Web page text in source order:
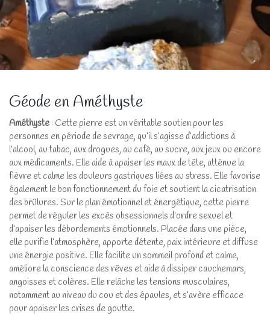
Géode en Améthyste
Améthyste : Cette pierre est un véritable soutien pour les
personnes en période de sevrage, qu’il s’agisse d’addictions à
l’alcool, au tabac, aux drogues, au café, au sucre, aux jeux ou encore
aux médicaments. Elle aide à apaiser les maux de tête, atténue la
fièvre et calme les douleurs gastriques liées au stress. Elle favorise
également le bon fonctionnement du foie et soutient la cicatrisation
des brûlures. Sur le plan émotionnel et énergétique, cette pierre
permet de réguler les excès obsessionnels d’ordre sexuel et
d’apaiser les débordements émotionnels. Placée dans une pièce,
elle purifie l’atmosphère, apporte détente, paix intérieure et diffuse
une énergie positive. Elle facilite un sommeil profond et calme,
améliore la conscience des rêves et aide à dissiper cauchemars,
angoisses et colères. Elle relâche les tensions musculaires,
notamment au niveau du cou et des épaules, et s’avère efficace
pour apaiser les crises de goutte.